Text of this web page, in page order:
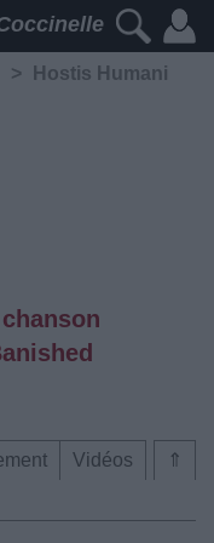
>
Hostis Humani
⇑
Vidéos